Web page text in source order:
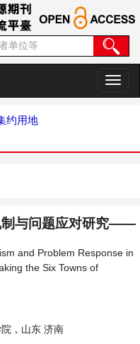
切
换
约用地
制与问题应对研究——
and Problem Response in
the Six Towns of
，山东 济南